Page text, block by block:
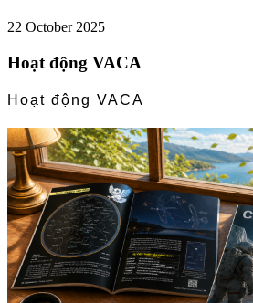
22 October 2025
Hoạt động VACA
Hoạt động VACA